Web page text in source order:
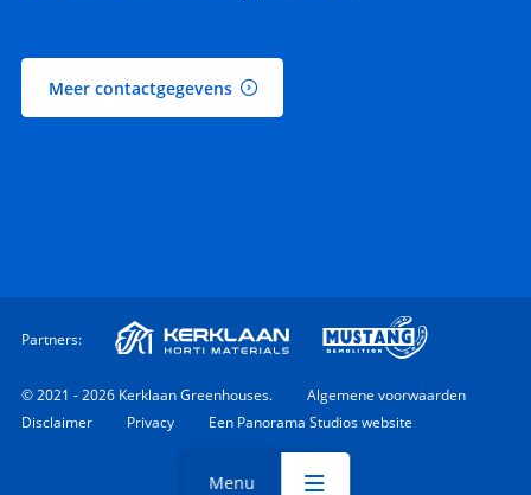
Menu
Meer contactgegevens
Partners:
© 2021 - 2026 Kerklaan Greenhouses.
Algemene voorwaarden
Disclaimer
Privacy Een Panorama Studios website